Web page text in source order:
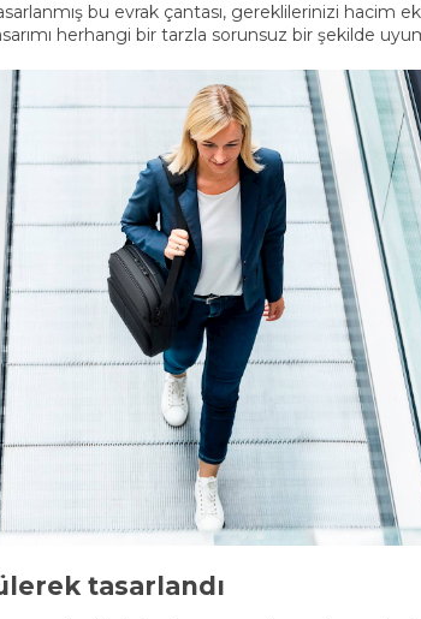
bu evrak çantası, gereklilerinizi
herhangi bir tarzla sorunsuz bir şekilde
tasarlandı